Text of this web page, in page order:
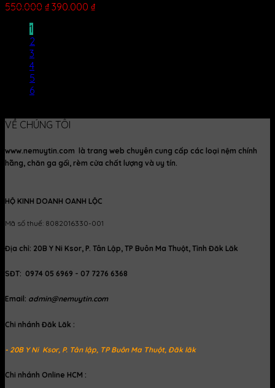
550.000 ₫ 390.000 ₫
1
2
3
4
5
6
VỀ CHÚNG TÔI
www.nemuytin.com là trang web chuyên cung cấp các loại nệm chính
hãng, chăn ga gối, rèm cửa chất lượng và uy tín.
HỘ KINH DOANH OANH LỘC
Mã số thuế: 8082016330-001
Địa chỉ: 20B Y Ni Ksor, P. Tân Lập, TP Buôn Ma Thuột, Tỉnh Đăk Lăk
SĐT: 0974 05 6969 - 07 7276 6368
Email: admin@nemuytin.com
Chi nhánh Đăk Lăk :
- 20B Y Ni Ksor, P. Tân lập, TP Buôn Ma Thuột, Đăk lăk
Chi nhánh Online HCM :